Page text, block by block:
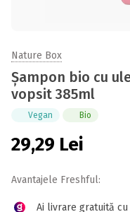
Nature Box
Șampon bio cu
vopsit 385ml
Vegan Bio
29,29 Lei
Avantajele Freshful:
Ai livrare gratuită cu